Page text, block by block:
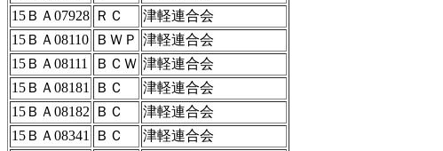
15ＢＡ07928 ＲＣ
津軽連合会
15ＢＡ08110
ＢＷＰ 津軽連合会
15ＢＡ08111
ＢＣＷ 津軽連合会
15ＢＡ08181
ＢＣ
津軽連合会
15ＢＡ08182
ＢＣ
津軽連合会
15ＢＡ08341
ＢＣ
津軽連合会